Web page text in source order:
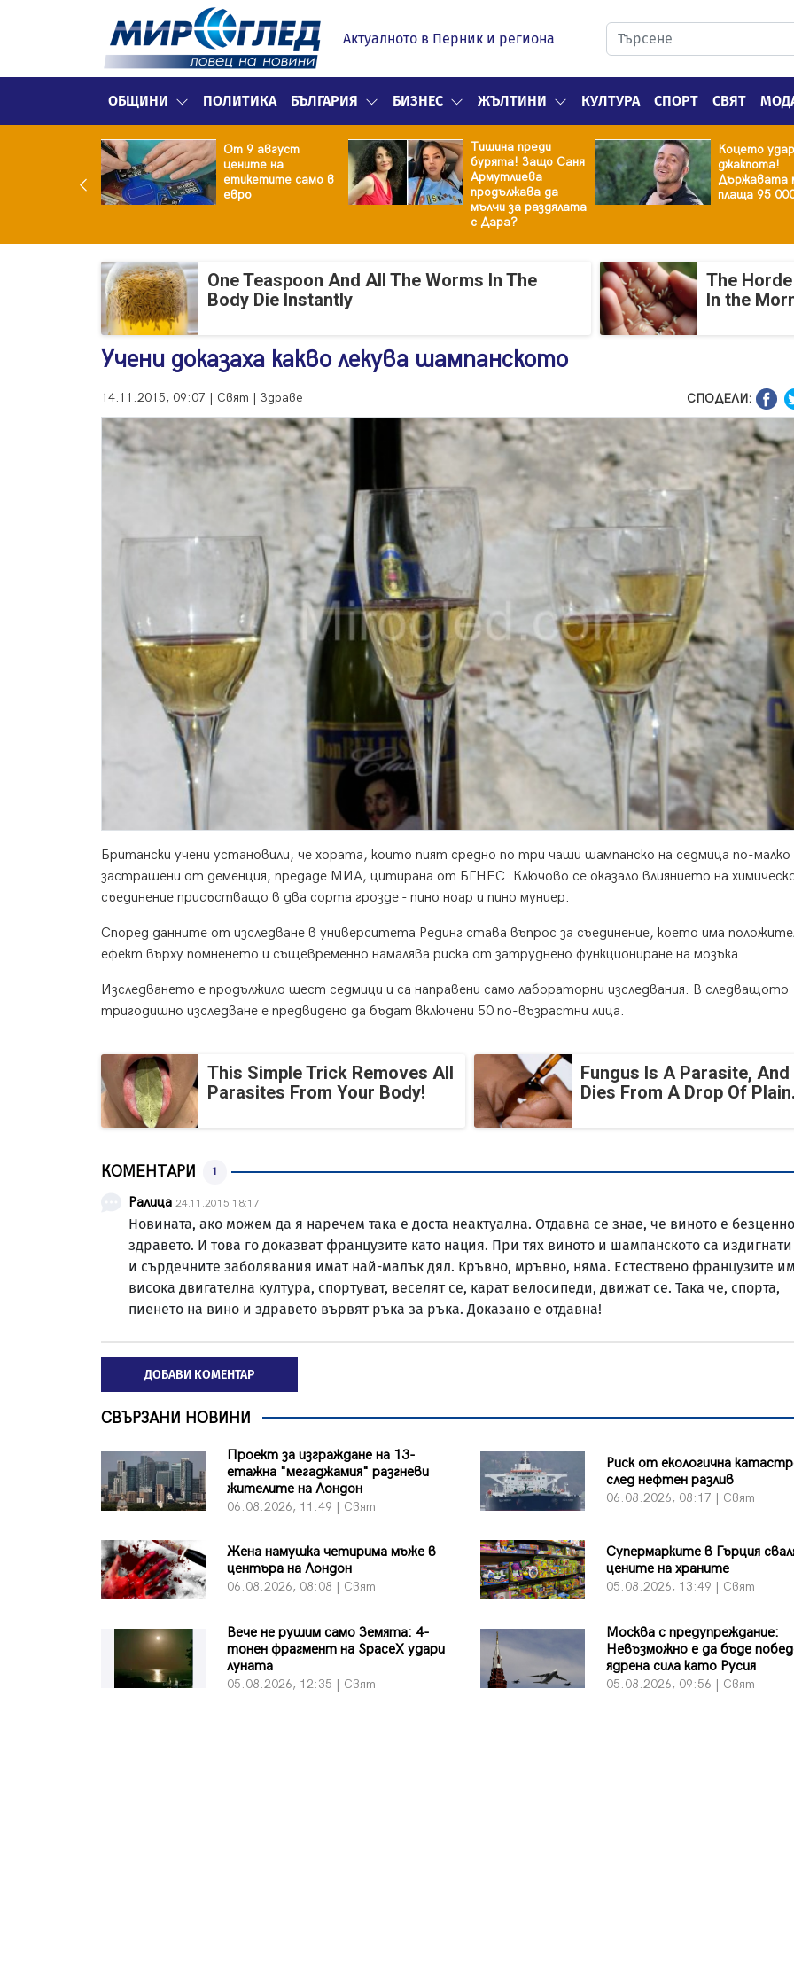
Актуалното в Перник и региона
ОБЩИНИ ПОЛИТИКА БЪЛГАРИЯ БИЗНЕС ЖЪЛТИНИ КУЛТУРА СПОРТ СВЯТ
От 9 август
цените на
етикетите само в
евро
Тишина преди
бурята! Защо Саня
Армутлиева
продължава да
мълчи за раздялата
с Дара?
Коцето
джакпота!
Държавата
плаща 95
One Teaspoon And All The Worms In The
Body Die Instantly
The
In the
Учени доказаха какво лекува шампанското
14.11.2015, 09:07 | Свят | Здраве СПОДЕЛИ:
Британски учени установили, че хората, които пият средно по три чаши шампанско на седмица по-малко
застрашени от деменция, предаде МИА, цитирана от БГНЕС. Ключово се оказало влиянието на
съединение присъстващо в два сорта грозде - пино ноар и пино муниер.
Според данните от изследване в университета Рединг става въпрос за съединение, което има
ефект върху помненето и същевременно намалява риска от затруднено функциониране на мозъка.
Изследването е продължило шест седмици и са направени само лабораторни изследвания. В следващото
тригодишно изследване е предвидено да бъдат включени 50 по-възрастни лица.
This Simple Trick Removes All
Parasites From Your Body!
Fungus Is A Parasite, And
Dies From A Drop Of
КОМЕНТАРИ 1
Ралица 24.11.2015 18:17
Новината, ако можем да я наречем така е доста неактуална. Отдавна се знае, че виното е
здравето. И това го доказват французите като нация. При тях виното и шампанското са издигнати
и сърдечните заболявания имат най-малък дял. Кръвно, мръвно, няма. Естествено французите
висока двигателна култура, спортуват, веселят се, карат велосипеди, движат се. Така че, спорта,
пиенето на вино и здравето вървят ръка за ръка. Доказано е отдавна!
ДОБАВИ КОМЕНТАР
СВЪРЗАНИ НОВИНИ
Проект за изграждане на 13-
етажна "мегаджамия" разгневи
жителите на Лондон
06.08.2026, 11:49 | Свят
Риск от екологична
след нефтен разлив
06.08.2026, 08:17 | Свят
Жена намушка четирима мъже в
центъра на Лондон
06.08.2026, 08:08 | Свят
Супермарките в Гърция
цените на храните
05.08.2026, 13:49 | Свят
Вече не рушим само Земята: 4-
тонен фрагмент на SpaceX удари
луната
05.08.2026, 12:35 | Свят
Москва с предупреждание:
Невъзможно е да бъде
ядрена сила като Русия
05.08.2026, 09:56 | Свят